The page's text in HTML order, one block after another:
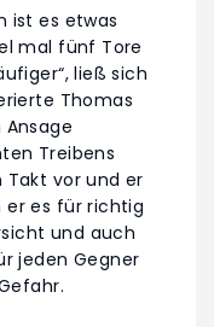
ist es etwas
mal fünf Tore
ließ sich
Thomas
Treibens
Takt vor und er
er es für richtig
und auch
jeden Gegner